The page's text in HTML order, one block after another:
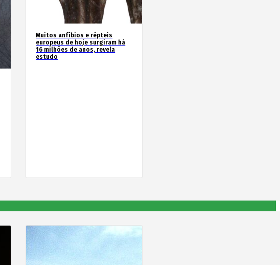
Muitos anfíbios e répteis
europeus de hoje surgiram há
16 milhões de anos, revela
estudo